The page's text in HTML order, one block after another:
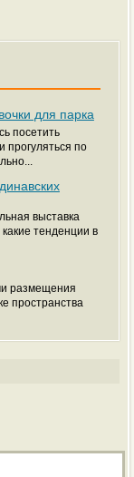
для парка
посетить
прогуляться по
выставка
тенденции в
размещения
пространства